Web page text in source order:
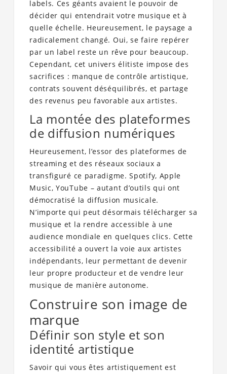
labels. Ces géants avaient le pouvoir de
décider qui entendrait votre musique et à
quelle échelle. Heureusement, le paysage a
radicalement changé. Oui, se faire repérer
par un label reste un rêve pour beaucoup.
Cependant, cet univers élitiste impose des
sacrifices : manque de contrôle artistique,
contrats souvent déséquilibrés, et partage
des revenus peu favorable aux artistes.
La montée des plateformes
de diffusion numériques
Heureusement, l’essor des plateformes de
streaming et des réseaux sociaux a
transfiguré ce paradigme. Spotify, Apple
Music, YouTube – autant d’outils qui ont
démocratisé la diffusion musicale.
N’importe qui peut désormais télécharger sa
musique et la rendre accessible à une
audience mondiale en quelques clics. Cette
accessibilité a ouvert la voie aux artistes
indépendants, leur permettant de devenir
leur propre producteur et de vendre leur
musique de manière autonome.
Construire son image de
marque
Définir son style et son
identité artistique
Savoir qui vous êtes artistiquement est